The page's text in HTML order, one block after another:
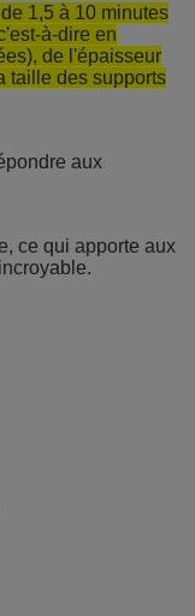
1,5 à 10 minutes
à-dire en
de l'épaisseur
taille des supports
aux
ce qui apporte aux